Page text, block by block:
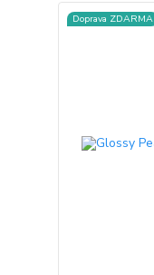
Doprava ZDARMA